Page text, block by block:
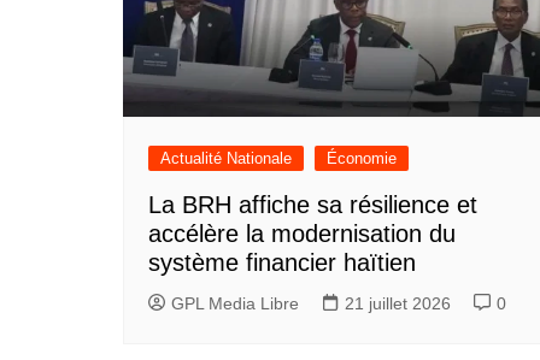
Actualité Nationale Économie
La BRH affiche sa résilience et
accélère la modernisation du
système financier haïtien
GPL Media Libre 21 juillet 2026 0